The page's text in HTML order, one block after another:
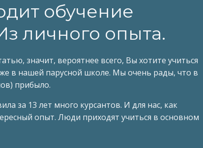
обучение
личного опыта.
значит, вероятнее всего, Вы хотите учиться
в нашей парусной школе. Мы очень рады, что в
прибыло.
за 13 лет много курсантов. И для нас, как
опыт. Люди приходят учиться в основном